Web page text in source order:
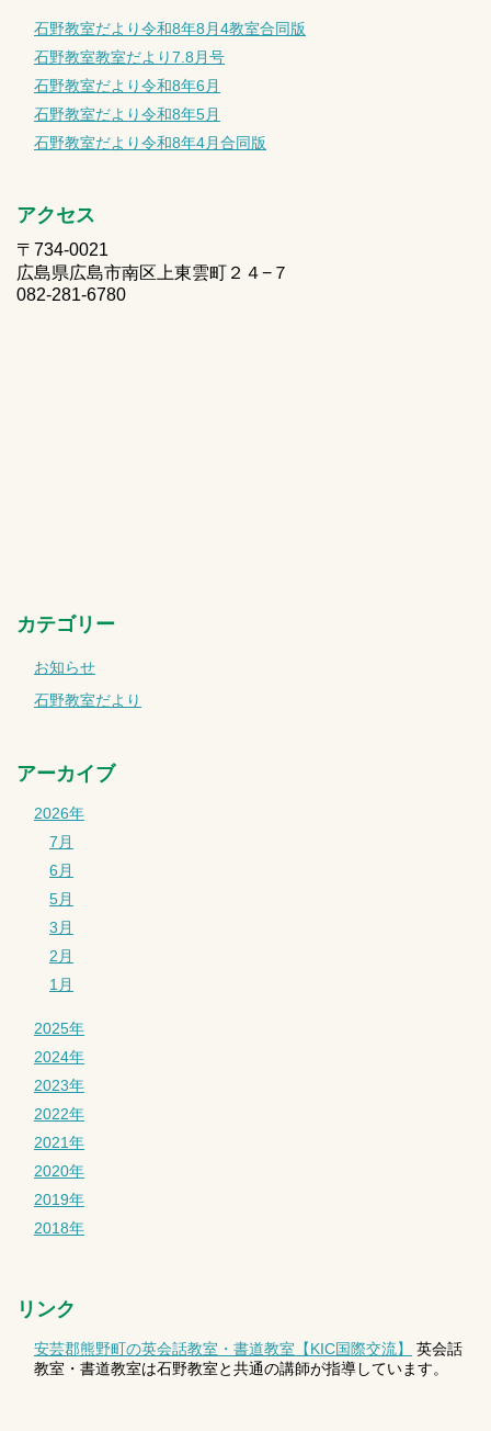
石野教室だより令和8年8月4教室合同版
石野教室教室だより7.8月号
石野教室だより令和8年6月
石野教室だより令和8年5月
石野教室だより令和8年4月合同版
アクセス
〒734-0021
広島県広島市南区上東雲町２４−７
082-281-6780
カテゴリー
お知らせ
石野教室だより
アーカイブ
2026年
7月
6月
5月
3月
2月
1月
2025年
2024年
2023年
2022年
2021年
2020年
2019年
2018年
リンク
安芸郡熊野町の英会話教室・書道教室【KIC国際交流】
英会話
教室・書道教室は石野教室と共通の講師が指導しています。